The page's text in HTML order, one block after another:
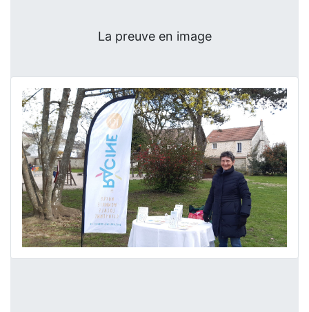
La preuve en image